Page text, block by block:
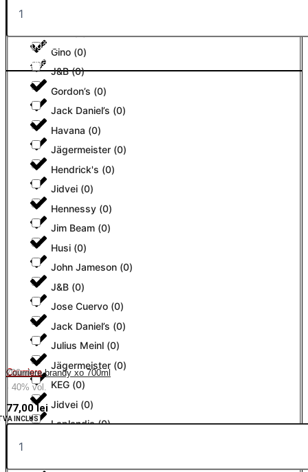
J&B(0)
Jack Daniel’s (0)
Jägermeister (0)
Jidvei (0)
Jim Beam (0)
John Jameson (0)
Jose Cuervo (0)
Julius Meinl (0)
KEG (0)
Laplandia(0)
Gino (0)
Gordon’s (0)
Havana (0)
Hendrick's (0)
Hennessy (0)
Husi (0)
J&B (0)
Jack Daniel’s (0)
Jägermeister (0)
Jidvei (0)
Adaugă în coș
Adaugă în coș
Courriere
Courriere brandy xo 700ml
700ml
· 40% vol.
77,00lei
INCLUS